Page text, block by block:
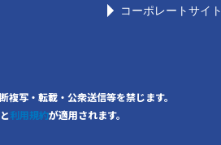
コーポレートサイト
・転載・公衆送信等を禁じます。
と利用規約が適用されます。